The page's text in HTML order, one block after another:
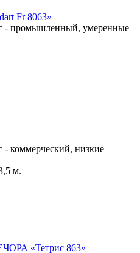
Fr 8063»
- промышленный, умеренные
- коммерческий, низкие
м.